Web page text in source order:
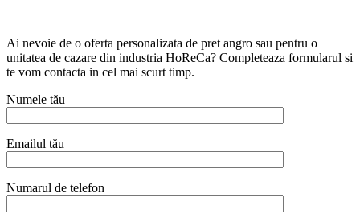
Ai nevoie de o oferta personalizata de pret angro sau pentru o
unitatea de cazare din industria HoReCa? Completeaza formularul si
te vom contacta in cel mai scurt timp.
Numele tău
Emailul tău
Numarul de telefon